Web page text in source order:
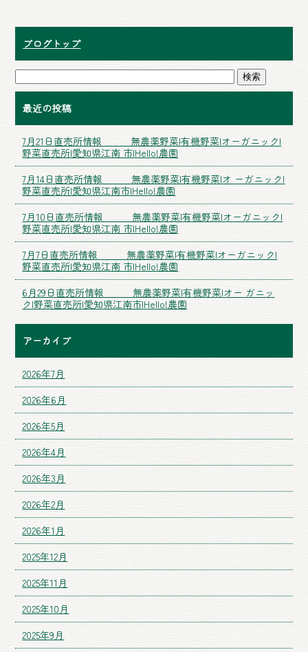
ブログトップ
最近の投稿
7月21日直売所情報 無農薬野菜|有機野菜|オーガニック|
野菜直売所|愛知県江南 市|Hello!農園
7月14日直売所情報 無農薬野菜|有機野菜|オ ーガニック|
野菜直売所|愛知県江南市|Hello!農園
7月10日直売所情報 無農薬野菜|有機野菜|オーガニック|
野菜直売所|愛知県江南 市|Hello!農園
7月7日直売所情報 無農薬野菜|有機野菜|オーガニック|
野菜直売所|愛知県江南 市|Hello!農園
6月29日直売所情報 無農薬野菜|有機野菜|オー ガニッ
ク|野菜直売所|愛知県江南市|Hello!農園
アーカイブ
2026年7月
2026年6月
2026年5月
2026年4月
2026年3月
2026年2月
2026年1月
2025年12月
2025年11月
2025年10月
2025年9月